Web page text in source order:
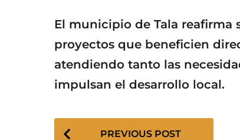
El municipio de Tala
proyectos que beneficien
atendiendo tanto las
impulsan el desarrollo local.
P
PREVIOUS POST